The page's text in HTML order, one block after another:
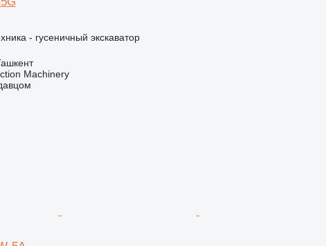
- гусеничный экскаватор
Machinery